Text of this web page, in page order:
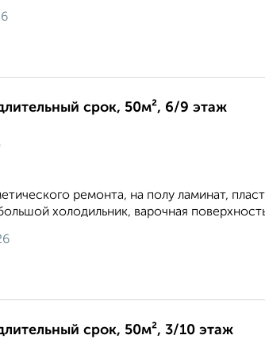
срок, 50м², 6/9 этаж
ремонта, на полу ламинат,
холодильник, варочная
срок, 50м², 3/10 этаж